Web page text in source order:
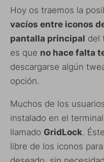
Hoy os traemos la
vacíos entre iconos
pantalla principal del
es que no hace falta
descargarse algún
opción.
Muchos de los
instalado en el
llamado GridLock.
libre de los iconos